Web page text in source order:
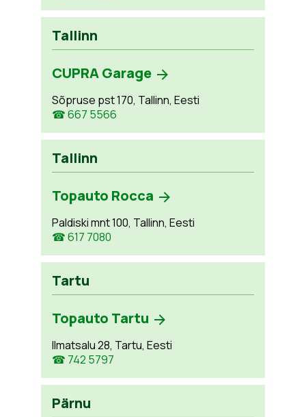
Tallinn
CUPRA Garage
Sõpruse pst 170, Tallinn, Eesti
☎ 667 5566
Tallinn
Topauto Rocca
Paldiski mnt 100, Tallinn, Eesti
☎ 617 7080
Tartu
Topauto Tartu
Ilmatsalu 28, Tartu, Eesti
☎ 742 5797
Pärnu